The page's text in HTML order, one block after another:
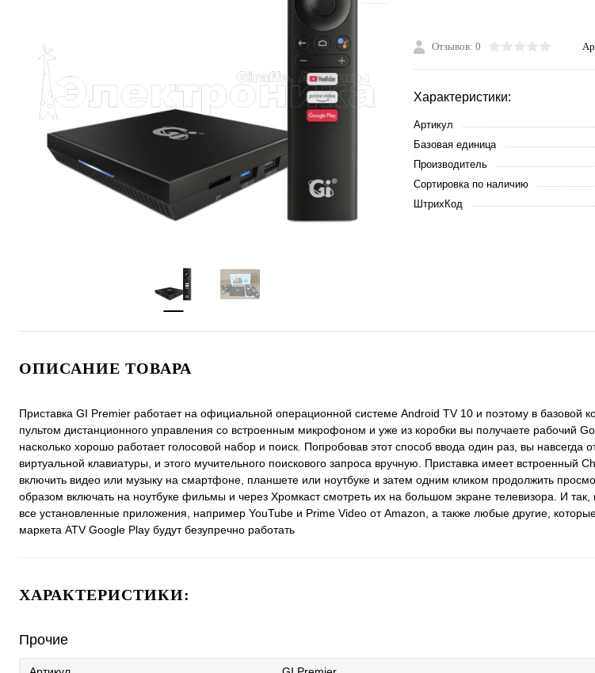
Отзывов: 0
Характеристики:
Артикул
Базовая единица
Производитель
Сортировка по наличию
ШтрихКод
ОПИСАНИЕ ТОВАРА
Приставка GI Premier работает на официальной операционной системе Android TV 10 и поэтому в базовой
пультом дистанционного управления со встроенным микрофоном и уже из коробки вы получаете рабочий
насколько хорошо работает голосовой набор и поиск. Попробовав этот способ ввода один раз, вы навсегда
виртуальной клавиатуры, и этого мучительного поискового запроса вручную. Приставка имеет встроенный
включить видео или музыку на смартфоне, планшете или ноутбуке и затем одним кликом продолжить
образом включать на ноутбуке фильмы и через Хромкаст смотреть их на большом экране телевизора. И так,
все установленные приложения, например YouTube и Prime Video от Amazon, а также любые другие,
маркета ATV Google Play будут безупречно работать
ХАРАКТЕРИСТИКИ:
Прочие